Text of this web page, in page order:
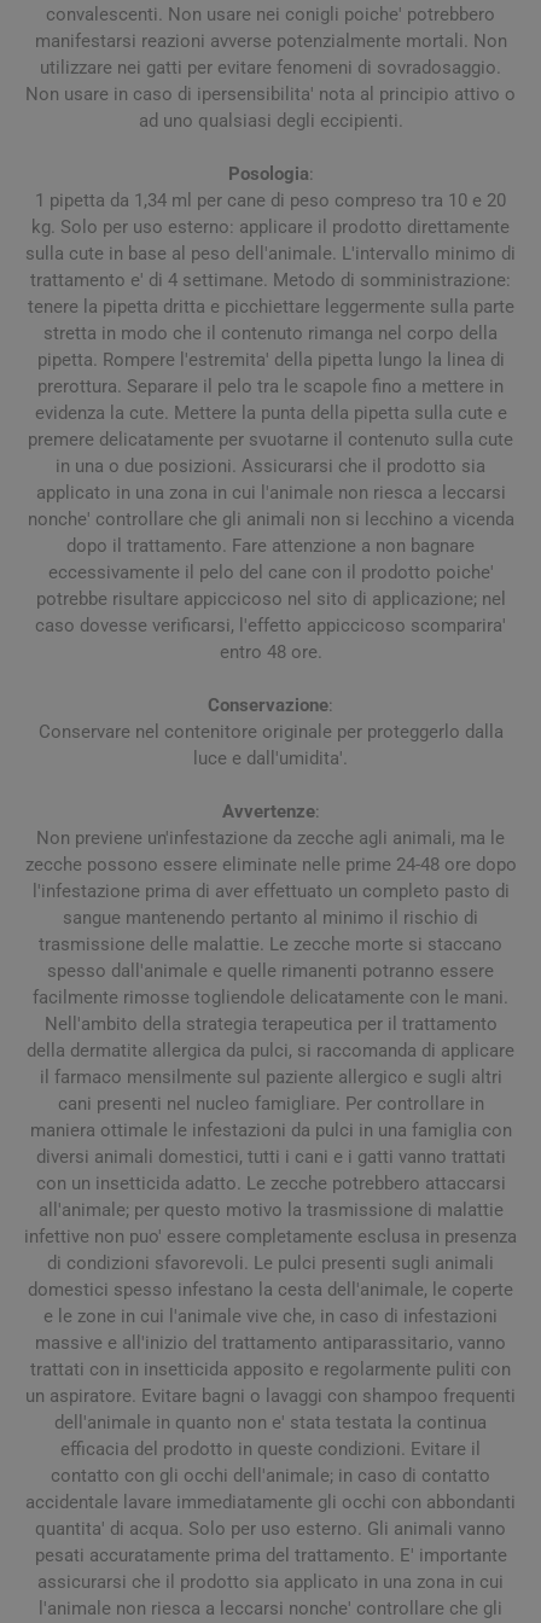
convalescenti. Non usare nei conigli poiche' potrebbero
manifestarsi reazioni avverse potenzialmente mortali. Non
utilizzare nei gatti per evitare fenomeni di sovradosaggio.
Non usare in caso di ipersensibilita' nota al principio attivo o
ad uno qualsiasi degli eccipienti.
Posologia:
1 pipetta da 1,34 ml per cane di peso compreso tra 10 e 20
kg. Solo per uso esterno: applicare il prodotto direttamente
sulla cute in base al peso dell'animale. L'intervallo minimo di
trattamento e' di 4 settimane. Metodo di somministrazione:
tenere la pipetta dritta e picchiettare leggermente sulla parte
stretta in modo che il contenuto rimanga nel corpo della
pipetta. Rompere l'estremita' della pipetta lungo la linea di
prerottura. Separare il pelo tra le scapole fino a mettere in
evidenza la cute. Mettere la punta della pipetta sulla cute e
premere delicatamente per svuotarne il contenuto sulla cute
in una o due posizioni. Assicurarsi che il prodotto sia
applicato in una zona in cui l'animale non riesca a leccarsi
nonche' controllare che gli animali non si lecchino a vicenda
dopo il trattamento. Fare attenzione a non bagnare
eccessivamente il pelo del cane con il prodotto poiche'
potrebbe risultare appiccicoso nel sito di applicazione; nel
caso dovesse verificarsi, l'effetto appiccicoso scomparira'
entro 48 ore.
Conservazione:
Conservare nel contenitore originale per proteggerlo dalla
luce e dall'umidita'.
Avvertenze:
Non previene un'infestazione da zecche agli animali, ma le
zecche possono essere eliminate nelle prime 24-48 ore dopo
l'infestazione prima di aver effettuato un completo pasto di
sangue mantenendo pertanto al minimo il rischio di
trasmissione delle malattie. Le zecche morte si staccano
spesso dall'animale e quelle rimanenti potranno essere
facilmente rimosse togliendole delicatamente con le mani.
Nell'ambito della strategia terapeutica per il trattamento
della dermatite allergica da pulci, si raccomanda di applicare
il farmaco mensilmente sul paziente allergico e sugli altri
cani presenti nel nucleo famigliare. Per controllare in
maniera ottimale le infestazioni da pulci in una famiglia con
diversi animali domestici, tutti i cani e i gatti vanno trattati
con un insetticida adatto. Le zecche potrebbero attaccarsi
all'animale; per questo motivo la trasmissione di malattie
infettive non puo' essere completamente esclusa in presenza
di condizioni sfavorevoli. Le pulci presenti sugli animali
domestici spesso infestano la cesta dell'animale, le coperte
e le zone in cui l'animale vive che, in caso di infestazioni
massive e all'inizio del trattamento antiparassitario, vanno
trattati con in insetticida apposito e regolarmente puliti con
un aspiratore. Evitare bagni o lavaggi con shampoo frequenti
dell'animale in quanto non e' stata testata la continua
efficacia del prodotto in queste condizioni. Evitare il
contatto con gli occhi dell'animale; in caso di contatto
accidentale lavare immediatamente gli occhi con abbondanti
quantita' di acqua. Solo per uso esterno. Gli animali vanno
pesati accuratamente prima del trattamento. E' importante
assicurarsi che il prodotto sia applicato in una zona in cui
l'animale non riesca a leccarsi nonche' controllare che gli